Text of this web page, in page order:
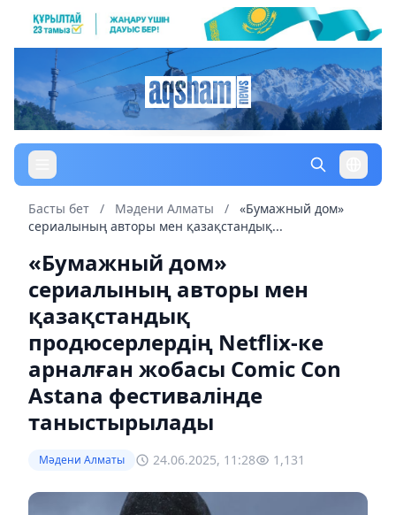
Басты бет / Мәдени Алматы /
«Бумажный дом»
сериалының авторы мен қазақстандық...
«Бумажный дом»
сериалының авторы мен
қазақстандық
продюсерлердің Netflix-ке
арналған жобасы Comic Con
Astana фестивалінде
таныстырылады
Мәдени Алматы 24.06.2025, 11:28 1,131